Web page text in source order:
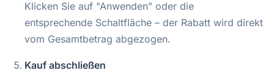
Klicken Sie auf "Anwenden" oder die
entsprechende Schaltfläche – der Rabatt wird direkt
vom Gesamtbetrag abgezogen.
Kauf abschließen